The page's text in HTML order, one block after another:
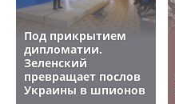
Под прикрытием
дипломатии.
Зеленский
превращает послов
Украины в шпионов